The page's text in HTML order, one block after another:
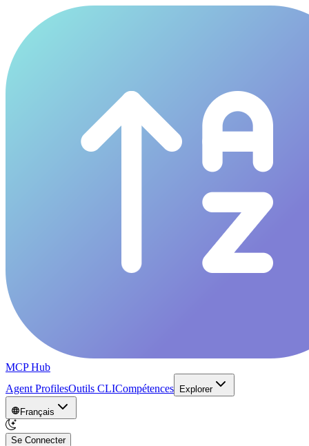
MCP Hub
Agent ProfilesOutils CLICompétences Explorer
Français
Se Connecter